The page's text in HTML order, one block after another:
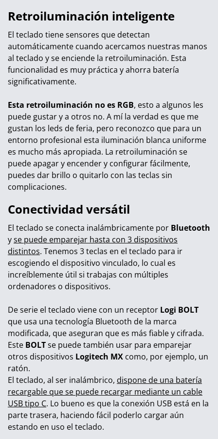
Retroiluminación inteligente
El teclado tiene sensores que detectan
automáticamente cuando acercamos nuestras manos
al teclado y se enciende la retroiluminación. Esta
funcionalidad es muy práctica y ahorra batería
significativamente.
Esta retroiluminación no es RGB, esto a algunos les
puede gustar y a otros no. A mí la verdad es que me
gustan los leds de feria, pero reconozco que para un
entorno profesional esta iluminación blanca uniforme
es mucho más apropiada. La retroiluminación se
puede apagar y encender y configurar fácilmente,
puedes dar brillo o quitarlo con las teclas sin
complicaciones.
Conectividad versátil
El teclado se conecta inalámbricamente por Bluetooth
yse puede emparejar hasta con 3 dispositivos
distintos. Tenemos 3 teclas en el teclado para ir
escogiendo el dispositivo vinculado, lo cual es
increíblemente útil si trabajas con múltiples
ordenadores o dispositivos.
De serie el teclado viene con un receptor Logi BOLT
que usa una tecnología Bluetooth de la marca
modificada, que aseguran que es más fiable y cifrada.
Este BOLTse puede también usar para emparejar
otros dispositivos Logitech MX como, por ejemplo, un
ratón.
El teclado, al ser inalámbrico, dispone de una batería
recargable que se puede recargar mediante un cable
USB tipo C. Lo bueno es que la conexión USB está en la
parte trasera, haciendo fácil poderlo cargar aún
estando en uso el teclado.